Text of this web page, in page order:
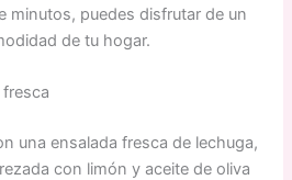
minutos, puedes disfrutar de un
de tu hogar.
una ensalada fresca de lechuga,
con limón y aceite de oliva